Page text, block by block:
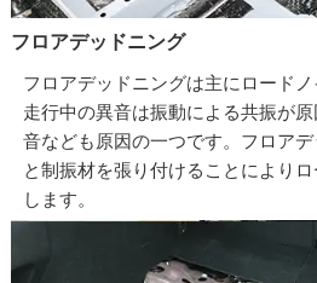
フロアデッドニング
フロアデッドニングは主にロードノ
走行中の異音は振動による共振が
音なども原因の一つです。フロア
と制振材を張り付けることにより
します。